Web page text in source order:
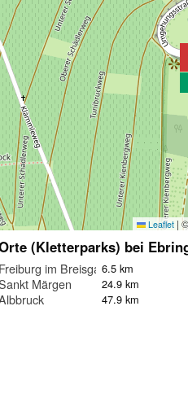
Leaflet |
(Kletterparks) bei
Freiburg im Breisgau6.5 km
Märgen 24.9 km
47.9 km